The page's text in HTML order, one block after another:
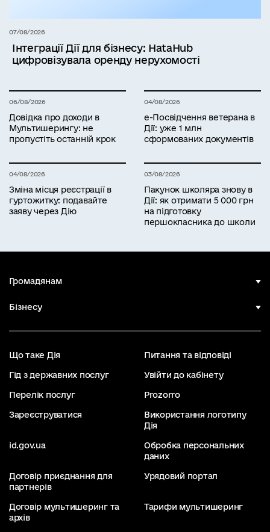
07/08/2026
Інтеграції Дії для бізнесу: HataHub
цифровізувала оренду нерухомості
06/08/2026
Довідка про доходи в
Мультишерингу: не
пропустіть останній крок
04/08/2026
е-Посвідчення ветерана в
Дії: уже 1 млн
сформованих документів
04/08/2026
Зміна місця реєстрації в
гуртожитку: подавайте
заяву через Дію
03/08/2026
Пакунок школяра знову в
Дії: як отримати 5 000 грн
на підготовку
першокласника до школи
Громадянам
Бізнесу
Що таке Дія Питання та відповіді
Гід з державних послуг Увійти до кабінету
Перелік послуг Prozorro
Зареєструватися
Використання логотипу
Дія
id.gov.ua
Обробка персональних
даних
Договір приєднання для
партнерів
Урядовий портал
Договір мультишеринг та
архів
Тарифи мультишеринг